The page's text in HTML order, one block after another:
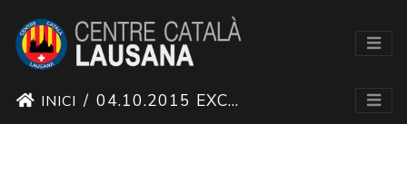
INICI 04.10.2015 EXCURSIÓ A LA DENT DE LYS